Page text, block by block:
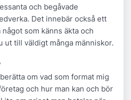
och begåvade
Det innebär också ett
som känns äkta och
ut till väldigt många människor.
om vad som format mig
och hur man kan och bör